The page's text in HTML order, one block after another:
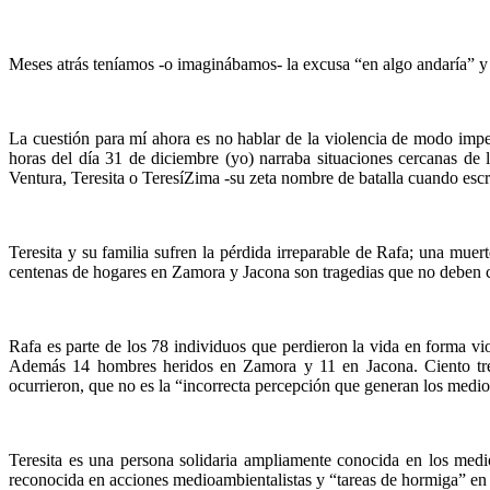
Meses atrás teníamos -o imaginábamos- la excusa “en algo
La cuestión para mí ahora es no hablar de la violencia de modo
horas del día 31 de diciembre (yo) narraba situaciones cercanas
Ventura, Teresita o TeresíZima -su zeta nombre de batalla cuando
Teresita y su familia sufren la pérdida irreparable de Rafa; una
centenas de hogares en Zamora y Jacona son tragedias que no
Rafa es parte de los 78 individuos que perdieron la vida en forma
Además 14 hombres heridos en Zamora y 11 en Jacona. Ciento
ocurrieron, que no es la “incorrecta percepción que generan los
Teresita es una persona solidaria ampliamente conocida en los
reconocida en acciones medioambientalistas y “tareas de hormiga”